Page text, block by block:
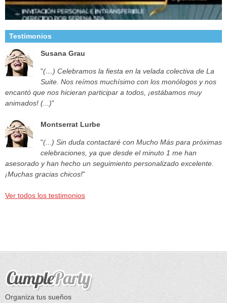
Testimonios
Susana Grau
"(…) Celebramos la fiesta en la velada colectiva de La
Suite. Nos reímos muchísimo con los monólogos y nos
encantó que nos hicieran participar a todos, ¡estábamos muy
animados! (...)"
Montserrat Lurbe
"(...) Sin duda contactaré con Mucho Más para próximas
celebraciones, ya que desde el minuto 1 me han
asesorado y han hecho un seguimiento personalizado excelente.
¡Muchas gracias chicos!"
Ver todos los testimonios
Organiza tus sueños